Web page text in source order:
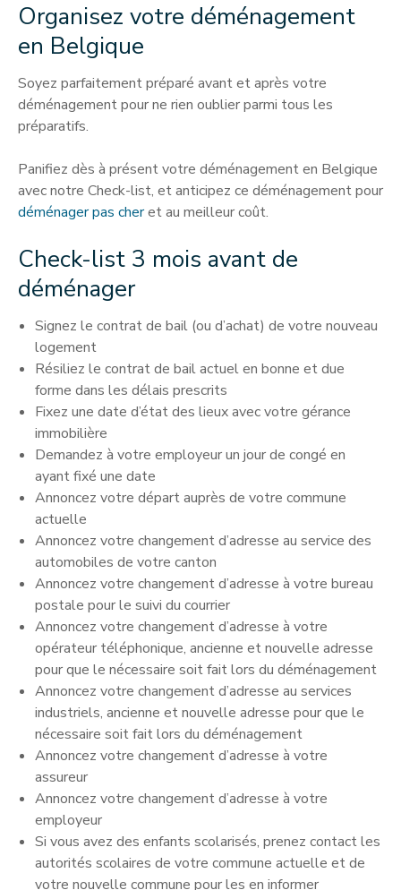
Organisez votre déménagement
en Belgique
Soyez parfaitement préparé avant et après votre
déménagement pour ne rien oublier parmi tous les
préparatifs.
Panifiez dès à présent votre déménagement en Belgique
avec notre Check-list, et anticipez ce déménagement pour
déménager pas cheret au meilleur coût.
Check-list 3 mois avant de
déménager
Signez le contrat de bail (ou d’achat) de votre nouveau
logement
Résiliez le contrat de bail actuel en bonne et due
forme dans les délais prescrits
Fixez une date d’état des lieux avec votre gérance
immobilière
Demandez à votre employeur un jour de congé en
ayant fixé une date
Annoncez votre départ auprès de votre commune
actuelle
Annoncez votre changement d’adresse au service des
automobiles de votre canton
Annoncez votre changement d’adresse à votre bureau
postale pour le suivi du courrier
Annoncez votre changement d’adresse à votre
opérateur téléphonique, ancienne et nouvelle adresse
pour que le nécessaire soit fait lors du déménagement
Annoncez votre changement d’adresse au services
industriels, ancienne et nouvelle adresse pour que le
nécessaire soit fait lors du déménagement
Annoncez votre changement d’adresse à votre
assureur
Annoncez votre changement d’adresse à votre
employeur
Si vous avez des enfants scolarisés, prenez contact les
autorités scolaires de votre commune actuelle et de
votre nouvelle commune pour les en informer